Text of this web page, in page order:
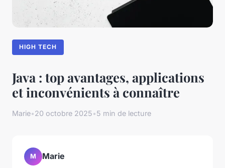
HIGH TECH
Java : top avantages, applications
et inconvénients à connaître
Marie•20 octobre 2025•5 min de lecture
M Marie